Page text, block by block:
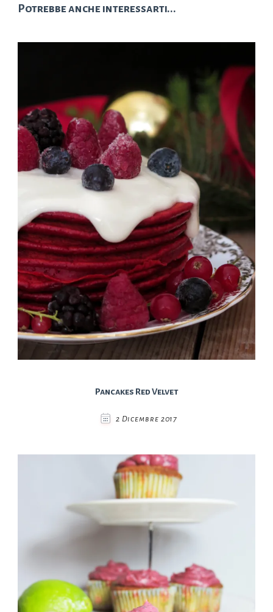
Potrebbe anche interessarti...
Pancakes Red Velvet
2 Dicembre 2017